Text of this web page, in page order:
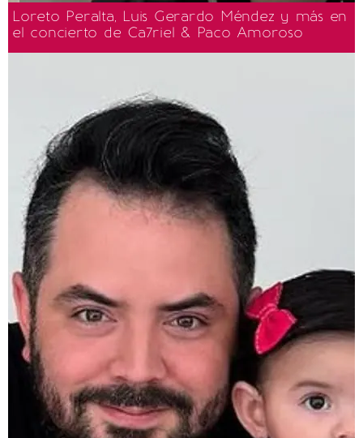
Loreto Peralta, Luis Gerardo Méndez y más en
el concierto de Ca7riel & Paco Amoroso